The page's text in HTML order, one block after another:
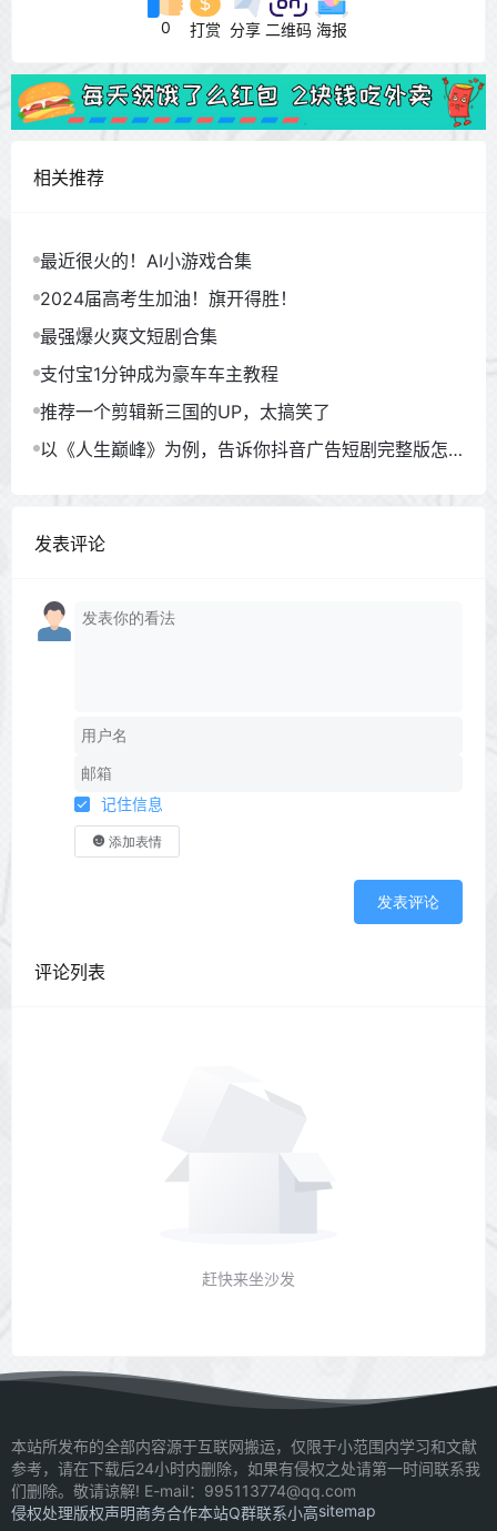
0 打赏 分享 二维码 海报
相关推荐
最近很火的！AI小游戏合集
2024届高考生加油！旗开得胜！
最强爆火爽文短剧合集
支付宝1分钟成为豪车车主教程
推荐一个剪辑新三国的UP，太搞笑了
以《人生巅峰》为例，告诉你抖音广告短剧完整版怎
发表评论
记住信息
添加表情
发表评论
评论列表
赶快来坐沙发
本站所发布的全部内容源于互联网搬运，仅限于小范围内学习和文献
参考，请在下载后24小时内删除，如果有侵权之处请第一时间联系我
们删除。敬请谅解! E-mail：995113774@qq.com
侵权处理版权声明商务合作本站Q群联系小高sitemap